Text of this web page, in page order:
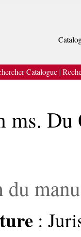
Catalogue |
ms. Du
du
: